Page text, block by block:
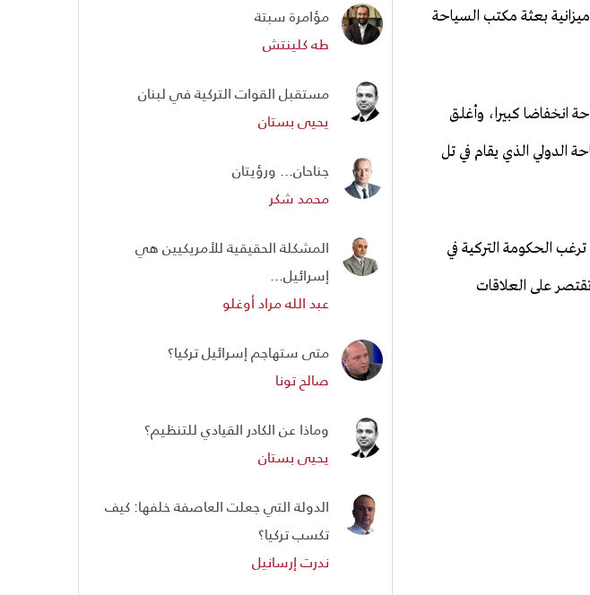
إسرائيلي في العام، وكانت ميزانية بعثة مكتب السياحة
انخفاضا كبيرا، وأغلق
الدولي الذي يقام في تل
الحكومة التركية في
على العلاقات
مؤامرة سبتة
طه كلينتش
مستقبل القوات التركية في لبنان
يحيى بستان
جناحان... ورؤيتان
محمد شكر
المشكلة الحقيقية للأمريكيين هي
إسرائيل...
عبد الله مراد أوغلو
متى ستهاجم إسرائيل تركيا؟
صالح تونا
وماذا عن الكادر القيادي للتنظيم؟
يحيى بستان
الدولة التي جعلت العاصفة خلفها: كيف
تكسب تركيا؟
ندرت إرسانيل